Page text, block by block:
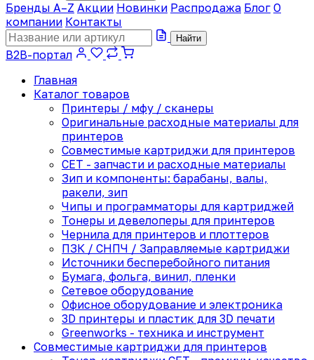
Бренды A–Z Акции Новинки Распродажа Блог О
компании Контакты
Найти
B2B-портал
Главная
Каталог товаров
Принтеры / мфу / сканеры
Оригинальные расходные материалы для
принтеров
Совместимые картриджи для принтеров
CET - запчасти и расходные материалы
Зип и компоненты: барабаны, валы,
ракели, зип
Чипы и программаторы для картриджей
Тонеры и девелоперы для принтеров
Чернила для принтеров и плоттеров
ПЗК / СНПЧ / Заправляемые картриджи
Источники бесперебойного питания
Бумага, фольга, винил, пленки
Сетевое оборудование
Офисное оборудование и электроника
3D принтеры и пластик для 3D печати
Greenworks - техника и инструмент
Совместимые картриджи для принтеров